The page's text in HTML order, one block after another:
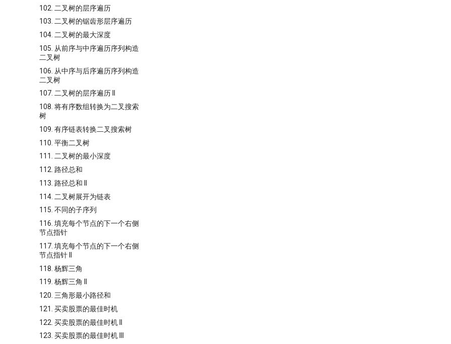
102. 二叉树的层序遍历
103. 二叉树的锯齿形层序遍历
104. 二叉树的最大深度
105. 从前序与中序遍历序列构造
二叉树
106. 从中序与后序遍历序列构造
二叉树
107. 二叉树的层序遍历 II
108. 将有序数组转换为二叉搜索
树
109. 有序链表转换二叉搜索树
110. 平衡二叉树
111. 二叉树的最小深度
112. 路径总和
113. 路径总和 II
114. 二叉树展开为链表
115. 不同的子序列
116. 填充每个节点的下一个右侧
节点指针
117. 填充每个节点的下一个右侧
节点指针 II
118. 杨辉三角
119. 杨辉三角 II
120. 三角形最小路径和
121. 买卖股票的最佳时机
122. 买卖股票的最佳时机 II
123. 买卖股票的最佳时机 III